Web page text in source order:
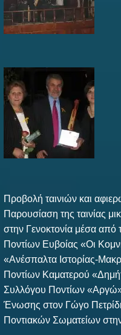
Προβολή ταινιών και
Παρουσίαση της ταινίας
στην Γενοκτονία μέσα από
Ποντίων Ευβοίας «Οι
«Ανέσπαλτα Ιστορίας-
Ποντίων Καματερού
Συλλόγου Ποντίων
Ένωσης στον Γώγο
Ποντιακών Σωματείων